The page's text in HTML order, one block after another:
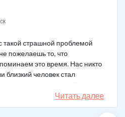
такой страшной проблемой
пожелаешь то, что
это время. Нас никто
близкий человек стал
говоря, надежды не было,
бесполезно, но решили
родственника в клинику на
Читать далее